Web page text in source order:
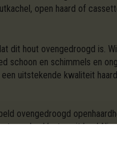
open haard of
dit hout ovengedroogd is.
schoon en schimmels en
uitstekende kwaliteit
ovengedroogd
tevreden klanten uit heel
pallets. Een kuub